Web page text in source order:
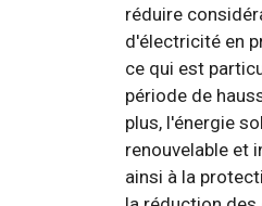
réduire
d'électricité en
ce qui est
période de
plus, l'énergie
renouvelable et
ainsi à la